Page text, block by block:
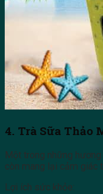
4. Trà Sữa Thảo
Một trong những
còn mang lại cảm giác
Lợi ích sức khỏe: